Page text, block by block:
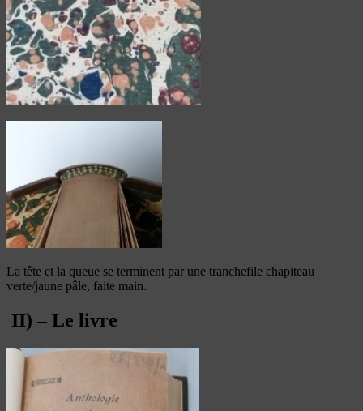
La tête et la queue se terminent par une tranchefile chapiteau
verte/jaune pâle, faite main.
II) – Le livre